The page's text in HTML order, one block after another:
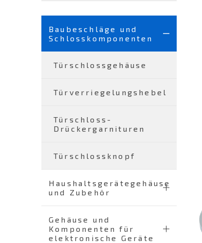
Baubeschläge und
Schlosskomponenten
Türschlossgehäuse
Türverriegelungshebel
Türschloss-
Drückergarnituren
Türschlossknopf
Haushaltsgerätegehäuse
und Zubehör
Gehäuse und
Komponenten für
elektronische Geräte